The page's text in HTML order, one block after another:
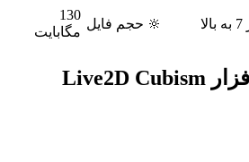
🔆 حجم فایل
130
مگابایت
ویژگی های نرم افزار Live2D Cubism